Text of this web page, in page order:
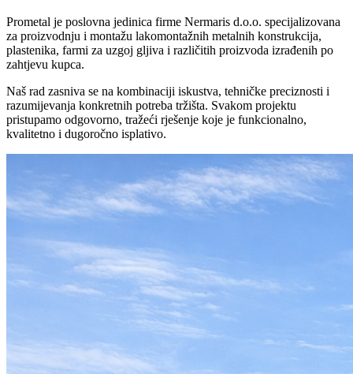
Prometal je poslovna jedinica firme Nermaris d.o.o. specijalizovana
za proizvodnju i montažu lakomontažnih metalnih konstrukcija,
plastenika, farmi za uzgoj gljiva i različitih proizvoda izrađenih po
zahtjevu kupca.
Naš rad zasniva se na kombinaciji iskustva, tehničke preciznosti i
razumijevanja konkretnih potreba tržišta. Svakom projektu
pristupamo odgovorno, tražeći rješenje koje je funkcionalno,
kvalitetno i dugoročno isplativo.